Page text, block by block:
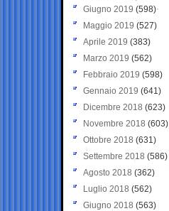
Giugno 2019 (598)
Maggio 2019 (527)
Aprile 2019 (383)
Marzo 2019 (562)
Febbraio 2019 (598)
Gennaio 2019 (641)
Dicembre 2018 (623)
Novembre 2018 (603)
Ottobre 2018 (631)
Settembre 2018 (586)
Agosto 2018 (362)
Luglio 2018 (562)
Giugno 2018 (563)